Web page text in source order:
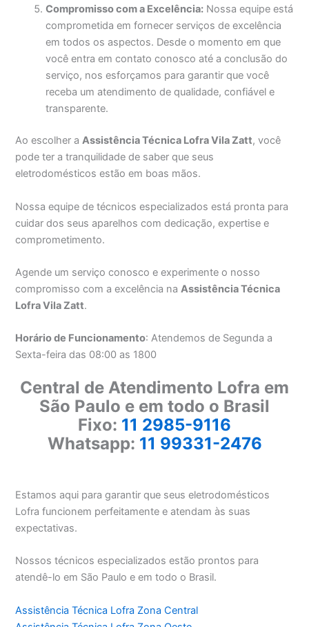
Compromisso com a Excelência: Nossa equipe está
comprometida em fornecer serviços de excelência
em todos os aspectos. Desde o momento em que
você entra em contato conosco até a conclusão do
serviço, nos esforçamos para garantir que você
receba um atendimento de qualidade, confiável e
transparente.
Ao escolher aAssistência Técnica Lofra Vila Zatt, você
pode ter a tranquilidade de saber que seus
eletrodomésticos estão em boas mãos.
Nossa equipe de técnicos especializados está pronta para
cuidar dos seus aparelhos com dedicação, expertise e
comprometimento.
Agende um serviço conosco e experimente o nosso
compromisso com a excelência naAssistência Técnica
Lofra Vila Zatt.
Horário de Funcionamento: Atendemos de Segunda a
Sexta-feira das 08:00 as 1800
Central de Atendimento Lofra em
São Paulo e em todo o Brasil
Fixo: 11 2985-9116
Whatsapp: 11 99331-2476
Estamos aqui para garantir que seus eletrodomésticos
Lofra funcionem perfeitamente e atendam às suas
expectativas.
Nossos técnicos especializados estão prontos para
atendê-lo em São Paulo e em todo o Brasil.
Assistência Técnica Lofra Zona Central